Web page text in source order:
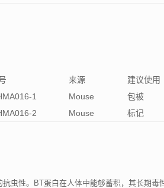
来源 建议使用
1 Mouse 包被
2 Mouse 标记
虫性。BT蛋白在人体中能够蓄积，其长期毒